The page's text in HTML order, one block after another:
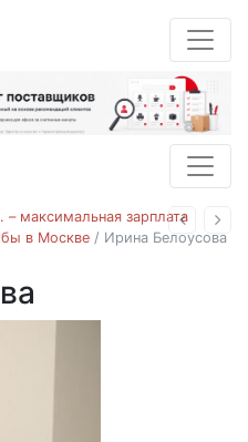
Назад
– максимальная зарплата
в Москве / Ирина Белоусова